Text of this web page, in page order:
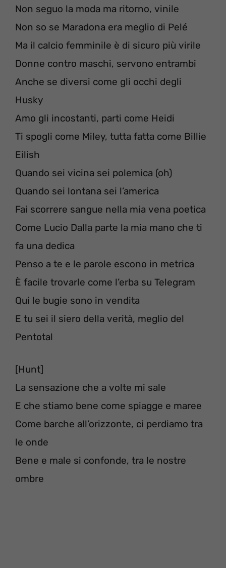
Non seguo la moda ma ritorno, vinile
Non so se Maradona era meglio di Pelé
Ma il calcio femminile è di sicuro più virile
Donne contro maschi, servono entrambi
Anche se diversi come gli occhi degli
Husky
Amo gli incostanti, parti come Heidi
Ti spogli come Miley, tutta fatta come Billie
Eilish
Quando sei vicina sei polemica (oh)
Quando sei lontana sei l’america
Fai scorrere sangue nella mia vena poetica
Come Lucio Dalla parte la mia mano che ti
fa una dedica
Penso a te e le parole escono in metrica
È facile trovarle come l’erba su Telegram
Qui le bugie sono in vendita
E tu sei il siero della verità, meglio del
Pentotal
[Hunt]
La sensazione che a volte mi sale
E che stiamo bene come spiagge e maree
Come barche all’orizzonte, ci perdiamo tra
le onde
Bene e male si confonde, tra le nostre
ombre